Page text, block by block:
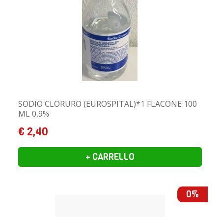
SODIO CLORURO (EUROSPITAL)*1 FLACONE 100
ML 0,9%
€ 2,40
+ CARRELLO
0%